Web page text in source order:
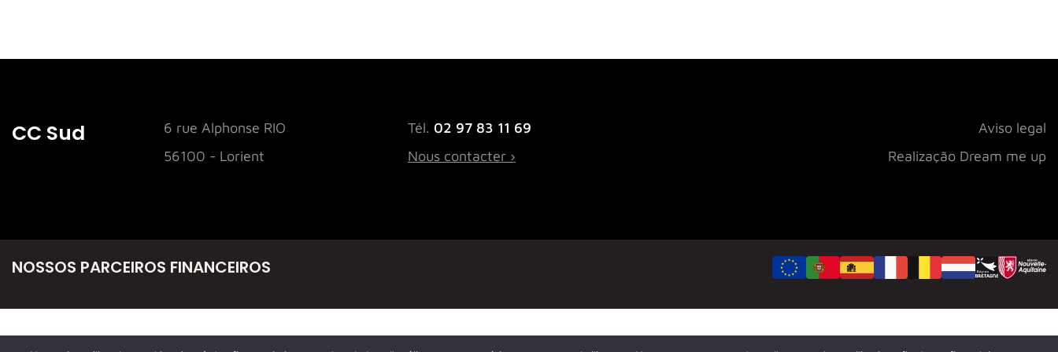
CC Sud
6 rue Alphonse RIO
56100 - Lorient
Tél. 02 97 83 11 69
Nous contacter ›
Aviso legal
Realização Dream me up
NOSSOS PARCEIROS FINANCEIROS